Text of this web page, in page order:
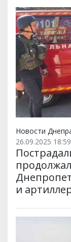
Новости
26.09.2025 18:59
и